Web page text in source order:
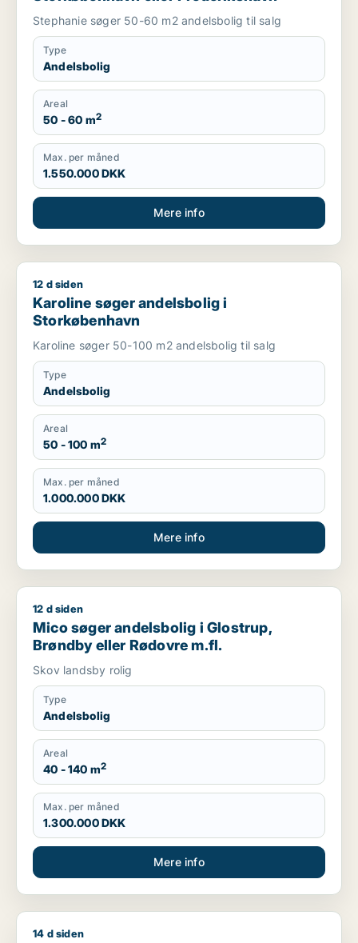
Stephanie søger 50-60 m2 andelsbolig til salg
Type
Andelsbolig
Areal
50 - 60 m2
Max. per måned
1.550.000 DKK
Mere info
Karoline søger andelsbolig i Storkøbenhavn
12 d siden
Karoline søger andelsbolig i
Storkøbenhavn
Karoline søger 50-100 m2 andelsbolig til salg
Type
Andelsbolig
Areal
50 - 100 m2
Max. per måned
1.000.000 DKK
Mere info
Mico søger andelsbolig i Glostrup, Brøndby eller Rødovre
12 d siden
Mico søger andelsbolig i Glostrup,
Brøndby eller Rødovre m.fl.
Skov landsby rolig
Type
Andelsbolig
Areal
40 - 140 m2
Max. per måned
1.300.000 DKK
Mere info
Thomas søger andelsbolig i Storkøbenhavn
14 d siden